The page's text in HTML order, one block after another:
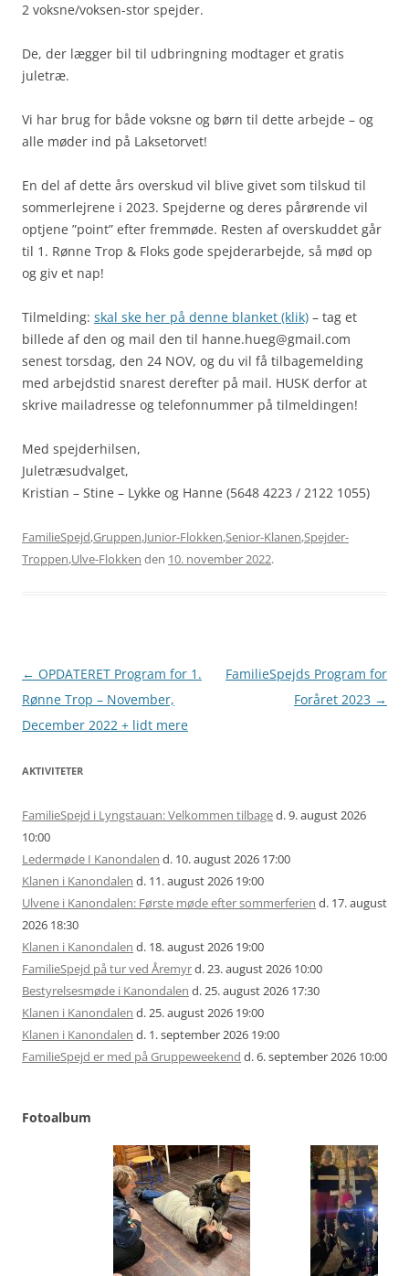
2 voksne/voksen-stor spejder.
De, der lægger bil til udbringning modtager et gratis
juletræ.
Vi har brug for både voksne og børn til dette arbejde – og
alle møder ind på Laksetorvet!
En del af dette års overskud vil blive givet som tilskud til
sommerlejrene i 2023. Spejderne og deres pårørende vil
optjene ”point” efter fremmøde. Resten af overskuddet går
til 1. Rønne Trop & Floks gode spejderarbejde, så mød op
og giv et nap!
Tilmelding: skal ske her på denne blanket (klik) – tag et
billede af den og mail den til hanne.hueg@gmail.com
senest torsdag, den 24 NOV, og du vil få tilbagemelding
med arbejdstid snarest derefter på mail. HUSK derfor at
skrive mailadresse og telefonnummer på tilmeldingen!
Med spejderhilsen,
Juletræsudvalget,
Kristian – Stine – Lykke og Hanne (5648 4223 / 2122 1055)
FamilieSpejd,Gruppen,Junior-Flokken,Senior-Klanen,Spejder-
Troppen,Ulve-Flokken den 10. november 2022.
Artikel
navigation
← OPDATERET Program for 1.
Rønne Trop – November,
December 2022 + lidt mere
FamilieSpejds Program for
Foråret 2023 →
AKTIVITETER
FamilieSpejd i Lyngstauan: Velkommen tilbaged. 9. august 2026
10:00
Ledermøde I Kanondalen d. 10. august 2026 17:00
Klanen i Kanondalen d. 11. august 2026 19:00
Ulvene i Kanondalen: Første møde efter sommerferien d. 17. august
2026 18:30
Klanen i Kanondalen d. 18. august 2026 19:00
FamilieSpejd på tur ved Åremyrd. 23. august 2026 10:00
Bestyrelsesmøde i Kanondalen d. 25. august 2026 17:30
Klanen i Kanondalen d. 25. august 2026 19:00
Klanen i Kanondalen d. 1. september 2026 19:00
FamilieSpejd er med på Gruppeweekend d. 6. september 2026 10:00
Fotoalbum